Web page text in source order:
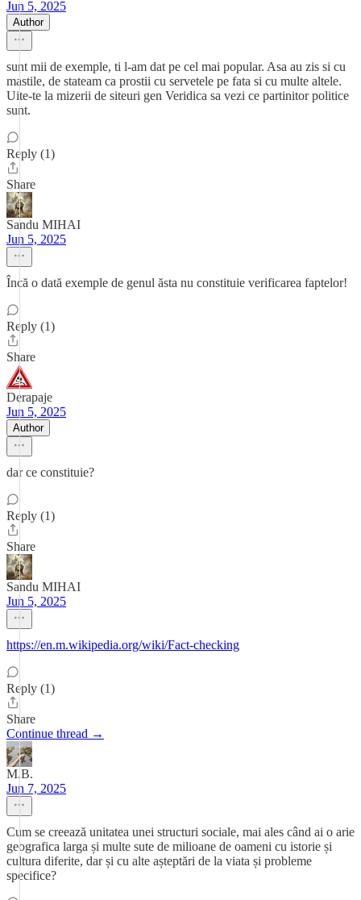
Jun 5, 2025
Author
sunt mii de exemple, ti l-am dat pe cel mai popular. Asa au zis si cu
mastile, de stateam ca prostii cu servetele pe fata si cu multe altele.
Uite-te la mizerii de siteuri gen Veridica sa vezi ce partinitor politice
sunt.
Reply (1)
Share
Sandu MIHAI
Jun 5, 2025
Încă o dată exemple de genul ăsta nu constituie verificarea faptelor!
Reply (1)
Share
Derapaje
Jun 5, 2025
Author
dar ce constituie?
Reply (1)
Share
Sandu MIHAI
Jun 5, 2025
https://en.m.wikipedia.org/wiki/Fact-checking
Reply (1)
Share
Continue thread →
M.B.
Jun 7, 2025
Cum se creează unitatea unei structuri sociale, mai ales când ai o arie
geografica larga și multe sute de milioane de oameni cu istorie și
cultura diferite, dar și cu alte așteptări de la viata și probleme
specifice?